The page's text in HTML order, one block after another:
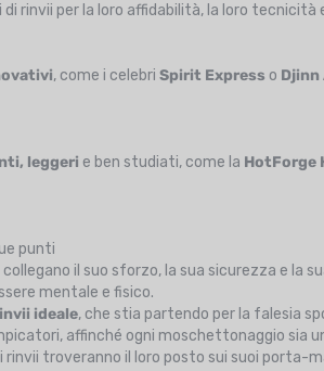
rinvii per la loro affidabilità, la loro
, come i celebriSpirit Express o Djinn
leggeri e ben studiati, come la HotForge
punti
il suo sforzo, la sua sicurezza e la
mentale e fisico.
ideale, che stia partendo per la falesia
affinché ogni moschettonaggio sia
rinvii troveranno il loro posto sui suoi porta-